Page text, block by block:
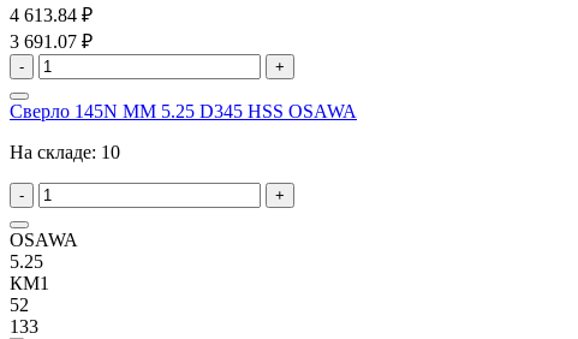
4 613.84 ₽
3 691.07 ₽
- +
Сверло 145N MM 5.25 D345 HSS OSAWA
На складе: 10
- +
OSAWA
5.25
КМ1
52
133